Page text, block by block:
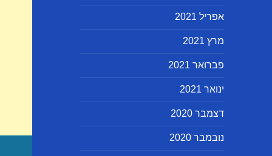
אפריל 2021
מרץ 2021
פברואר 2021
ינואר 2021
דצמבר 2020
נובמבר 2020